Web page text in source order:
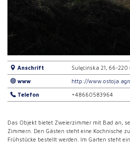
Anschrift Sulęcińska 21, 66-220
www http://
Telefon +48660583964
Das Objekt bietet Zweierzimmer mit Bad an,
Zimmern. Den Gästen steht eine Kochnische
Frühstücke bestellt werden. Im Garten steht